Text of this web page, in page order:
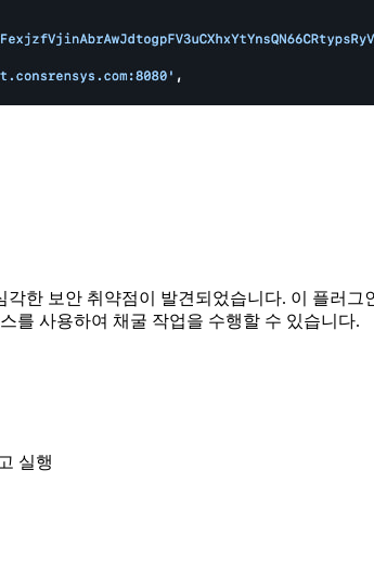
한 보안 취약점이 발견되었습니다. 이 플러그
를 사용하여 채굴 작업을 수행할 수 있습니다.
실행